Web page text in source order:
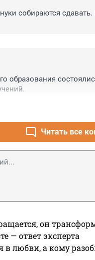
собираются
образования
Читать все
он
— ответ эксперта
в любви, а кому